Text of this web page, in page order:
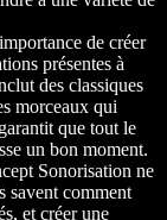
de créer
présentes à
des classiques
morceaux qui
que tout le
un bon moment.
Sonorisation ne
savent comment
et créer une